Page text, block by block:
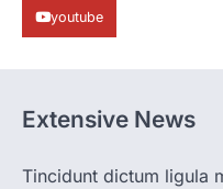
बनाने की
जाएगी
youtube
Extensive News
Tincidunt dictum ligula